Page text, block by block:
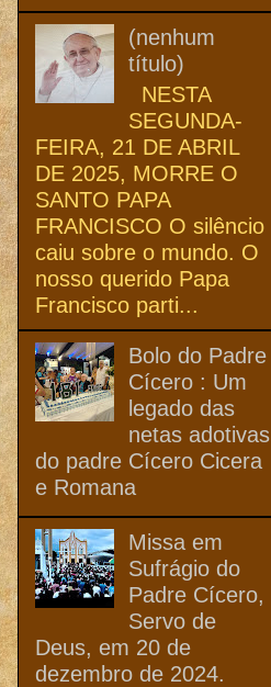
(nenhum
título)
NESTA
SEGUNDA-
FEIRA, 21 DE ABRIL
DE 2025, MORRE O
SANTO PAPA
FRANCISCO O silêncio
caiu sobre o mundo. O
nosso querido Papa
Francisco parti...
Bolo do Padre
Cícero : Um
legado das
netas adotivas
do padre Cícero Cicera
e Romana
Missa em
Sufrágio do
Padre Cícero,
Servo de
Deus, em 20 de
dezembro de 2024.